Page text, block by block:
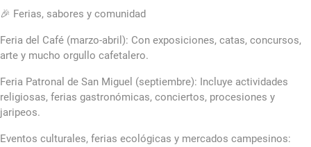
🎉 Ferias, sabores y comunidad
Feria del Café (marzo-abril): Con exposiciones, catas, concursos,
arte y mucho orgullo cafetalero.
Feria Patronal de San Miguel (septiembre): Incluye actividades
religiosas, ferias gastronómicas, conciertos, procesiones y
jaripeos.
Eventos culturales, ferias ecológicas y mercados campesinos: